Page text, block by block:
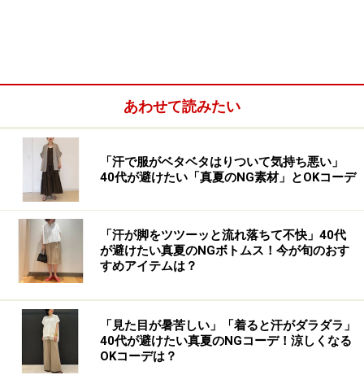
「クロシェVネックカーディガン」（税込2990円）は、
かぎ針編みのようなクロシェ風の編地が今っぽい、新作
のカーディガンです。
このようなクロシェ編みや刺しゅう、パッチワークな
ど、手仕事のようなぬくもりを感じさせるクラフト感の
あるファッションは、2026年のトレンドとしても注目を
集めています。
あわせて読みたい
「汗で服がベタベタはりついて気持ち悪い」
40代が避けたい「真夏のNG素材」とOKコーデ
「汗が脚をツツーッと流れ落ちて不快」40代
が避けたい真夏のNGボトムス！今が旬のおす
すめアイテムは？
「見た目が暑苦しい」「着ると汗がダラダラ」
40代が避けたい真夏のNGコーデ！涼しくなる
OKコーデは？